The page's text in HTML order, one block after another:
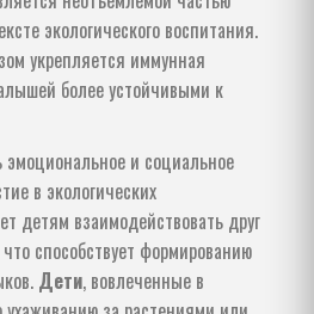
экологического воспитания.
укрепляется иммунная
более устойчивыми к
эмоциональное и социальное
в экологических
детям взаимодействовать друг
способствует формированию
Дети, вовлеченные в